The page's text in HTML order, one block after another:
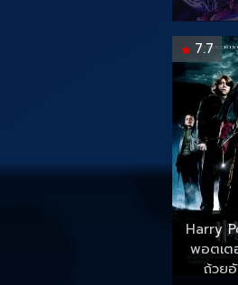
7.7
Harry
พอตเต
ถ้วย